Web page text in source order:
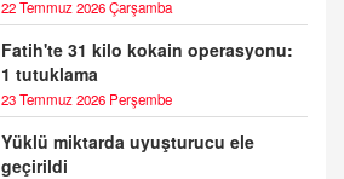
22 Temmuz 2026 Çarşamba
Fatih'te 31 kilo kokain operasyonu:
1 tutuklama
23 Temmuz 2026 Perşembe
Yüklü miktarda uyuşturucu ele
geçirildi